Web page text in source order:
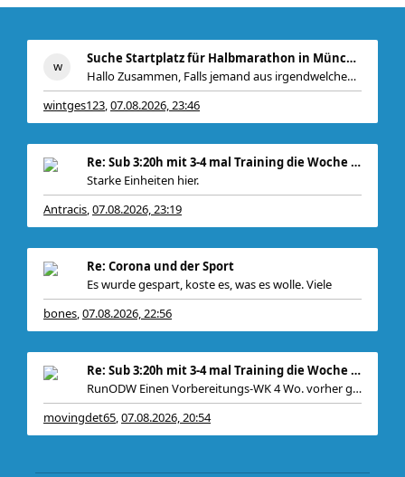
Suche Startplatz für Halbmarathon in München am 11
Hallo Zusammen, Falls jemand aus irgendwelchen Gr
wintges123,07.08.2026, 23:46
Re: Sub 3:20h mit 3-4 mal Training die Woche machb
Starke Einheiten hier.
Bei mir gabs ein
Antracis,07.08.2026, 23:19
Re: Corona und der Sport
Es wurde gespart, koste es, was es wolle. Viele
bones,07.08.2026, 22:56
Re: Sub 3:20h mit 3-4 mal Training die Woche machb
RunODW Einen Vorbereitungs-WK 4 Wo. vorher gibt es
movingdet65,07.08.2026, 20:54